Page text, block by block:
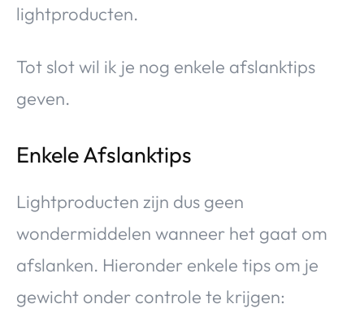
lightproducten.
Tot slot wil ik je nog enkele afslanktips
geven.
Enkele Afslanktips
Lightproducten zijn dus geen
wondermiddelen wanneer het gaat om
afslanken. Hieronder enkele tips om je
gewicht onder controle te krijgen: